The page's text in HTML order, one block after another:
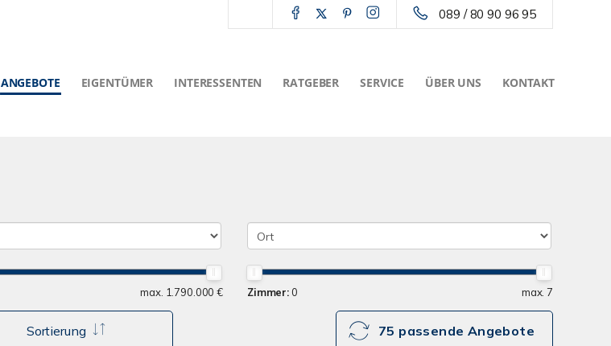
089 / 80 90 96 95
ANGEBOTE EIGENTÜMER INTERESSENTEN RATGEBER SERVICE ÜBER UNS KONTAKT
max. 1.790.000 € Zimmer: 0 max. 7
Sortierung 75 passende Angebote